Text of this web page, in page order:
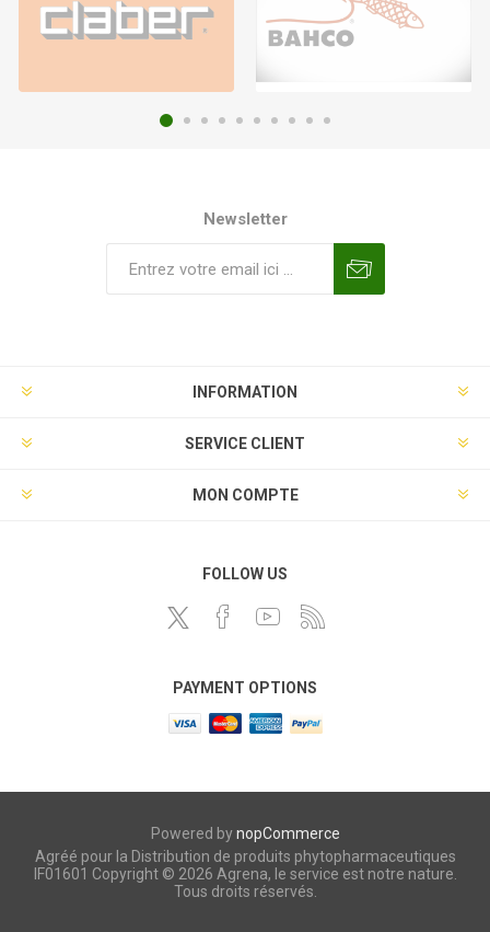
Newsletter
INFORMATION
SERVICE CLIENT
MON COMPTE
FOLLOW US
PAYMENT OPTIONS
Powered bynopCommerce
Agréé pour la Distribution de produits phytopharmaceutiques
IF01601 Copyright © 2026 Agrena, le service est notre nature.
Tous droits réservés.